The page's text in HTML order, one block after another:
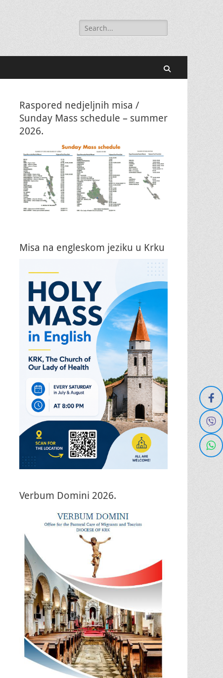
Search
for:
Raspored nedjeljnih misa /
Sunday Mass schedule – summer
2026.
Misa na engleskom jeziku u Krku
Verbum Domini 2026.